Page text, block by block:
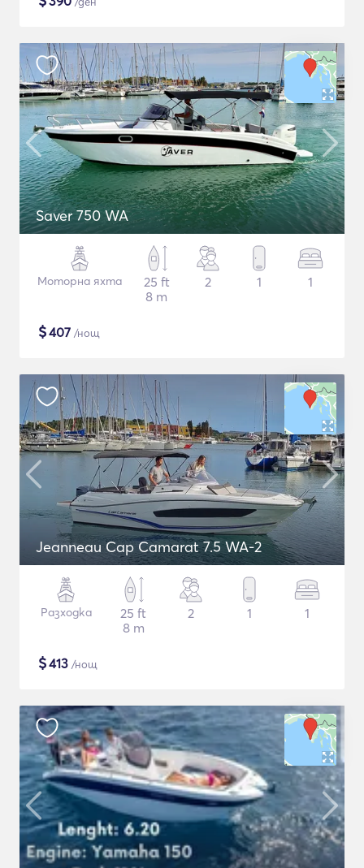
Saver 750 WA
Моторна яхта
25 ft
8 m
2 1 1
$407 /нощ
Jeanneau Cap Camarat 7.5 WA-2
Разходка
25 ft
8 m
2 1 1
$413 /нощ